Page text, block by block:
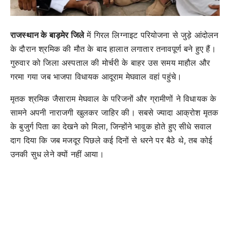
राजस्थान के बाड़मेर जिलेमें गिरल लिग्नाइट परियोजना से जुड़े आंदोलन
के दौरान श्रमिक की मौत के बाद हालात लगातार तनावपूर्ण बने हुए हैं।
गुरुवार को जिला अस्पताल की मोर्चरी के बाहर उस समय माहौल और
गरमा गया जब भाजपा विधायक आदूराम मेघवाल वहां पहुंचे।
मृतक श्रमिक जैसाराम मेघवाल के परिजनों और ग्रामीणों ने विधायक के
सामने अपनी नाराजगी खुलकर जाहिर की। सबसे ज्यादा आक्रोश मृतक
के बुजुर्ग पिता का देखने को मिला, जिन्होंने भावुक होते हुए सीधे सवाल
दाग दिया कि जब मजदूर पिछले कई दिनों से धरने पर बैठे थे, तब कोई
उनकी सुध लेने क्यों नहीं आया।